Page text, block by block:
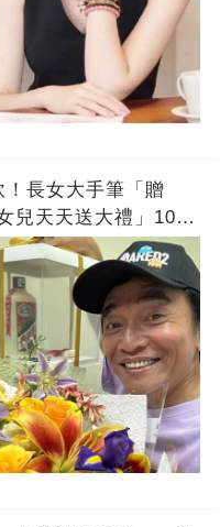
長女大手筆「贈
兒天天送大禮」10年